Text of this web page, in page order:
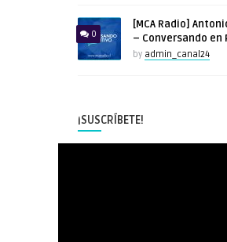
0
[MCA Radio]
– Conversando en
by admin_canal24
¡SUSCRÍBETE!